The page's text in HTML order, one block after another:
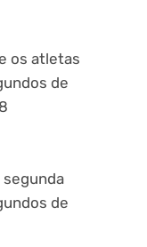
os atletas
de
segunda
de